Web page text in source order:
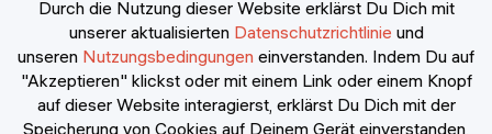
für dich?
von Claudia Boker, 18. Juli 2024 Mehr Infos
Durch die Nutzung dieser Website erklärst Du Dich mit
unserer aktualisierten Datenschutzrichtlinie und
unseren Nutzungsbedingungen einverstanden. Indem Du auf
"Akzeptieren" klickst oder mit einem Link oder einem Knopf
auf dieser Website interagierst, erklärst Du Dich mit der
Speicherung von Cookies auf Deinem Gerät einverstanden,